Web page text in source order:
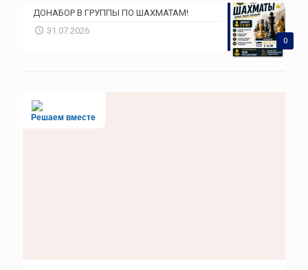
0
ДОНАБОР В ГРУППЫ ПО ШАХМАТАМ!
31.07.2026
Решаем вместе